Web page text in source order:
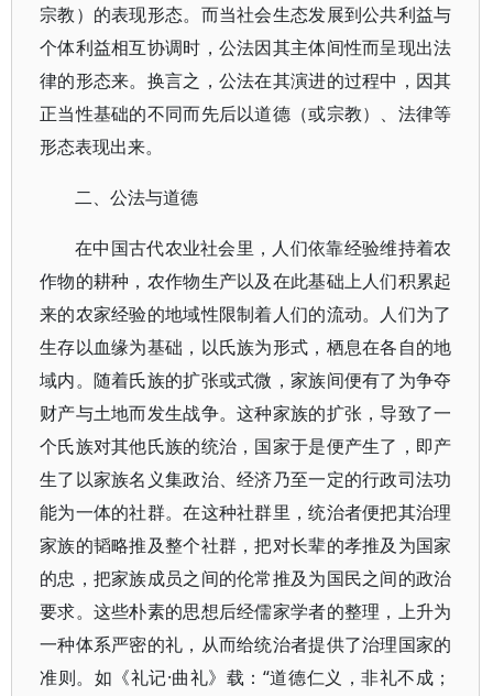
宗教）的表现形态。而当社会生态发展到公共利益与
个体利益相互协调时，公法因其主体间性而呈现出法
律的形态来。换言之，公法在其演进的过程中，因其
正当性基础的不同而先后以道德（或宗教）、法律等
形态表现出来。
二、公法与道德
在中国古代农业社会里，人们依靠经验维持着农
作物的耕种，农作物生产以及在此基础上人们积累起
来的农家经验的地域性限制着人们的流动。人们为了
生存以血缘为基础，以氏族为形式，栖息在各自的地
域内。随着氏族的扩张或式微，家族间便有了为争夺
财产与土地而发生战争。这种家族的扩张，导致了一
个氏族对其他氏族的统治，国家于是便产生了，即产
生了以家族名义集政治、经济乃至一定的行政司法功
能为一体的社群。在这种社群里，统治者便把其治理
家族的韬略推及整个社群，把对长辈的孝推及为国家
的忠，把家族成员之间的伦常推及为国民之间的政治
要求。这些朴素的思想后经儒家学者的整理，上升为
一种体系严密的礼，从而给统治者提供了治理国家的
准则。如《礼记·曲礼》载：“道德仁义，非礼不成；